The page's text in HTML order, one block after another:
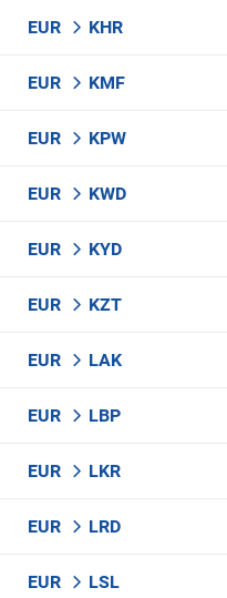
EUR KHR
EUR KMF
EUR KPW
EUR KWD
EUR KYD
EUR KZT
EUR LAK
EUR LBP
EUR LKR
EUR LRD
EUR LSL